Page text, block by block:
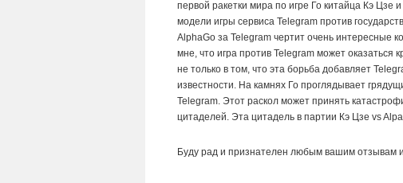
первой ракетки мира по игре Го китайца Кэ Цзе
модели игры сервиса Telegram против
AlphaGo за Telegram чертит очень интересные
мне, что игра против Telegram может оказаться
не только в том, что эта борьба добавляет
известности. На камнях Го проглядывает
Telegram. Этот раскол может принять
цитаделей. Эта цитадель в партии Кэ Цзе vs
Буду рад и признателен любым вашим отзывам